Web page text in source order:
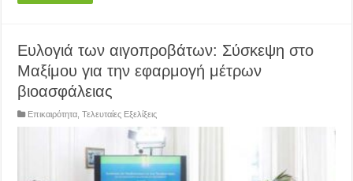
Ευλογιά των αιγοπροβάτων: Σύσκεψη στο
Μαξίμου για την εφαρμογή μέτρων
βιοασφάλειας
Επικαιρότητα ,Τελευταίες Εξελίξεις